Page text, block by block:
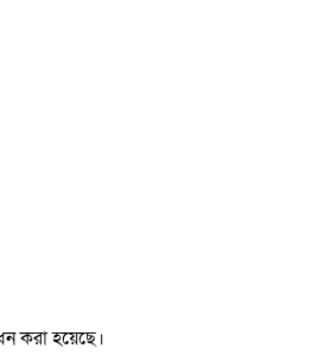
করা হয়েছে।